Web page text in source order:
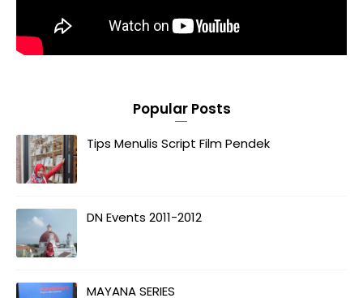
Popular Posts
Tips Menulis Script Film Pendek
DN Events 2011-2012
MAYANA SERIES